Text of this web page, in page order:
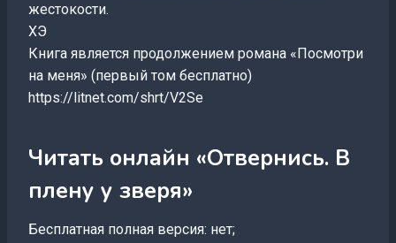
жестокости.
ХЭ
Книга является продолжением романа «Посмотри
на меня» (первый том бесплатно)
https://litnet.com/shrt/V2Se
Читать онлайн «Отвернись. В
плену у зверя»
Бесплатная полная версия: нет;